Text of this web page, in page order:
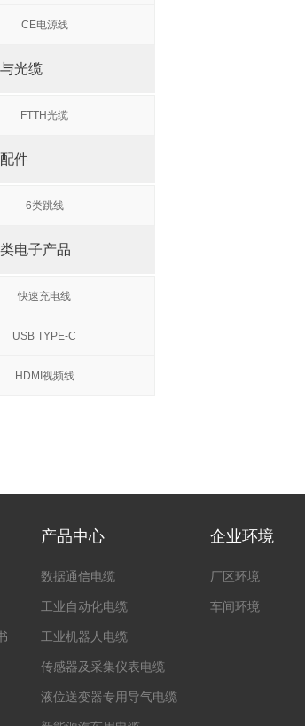
CE电源线
光缆
FTTH光缆
件
6类跳线
电子产品
快速充电线
USB TYPE-C
HDMI视频线
产品中心
数据通信电缆
工业自动化电缆
工业机器人电缆
传感器及采集仪表电缆
液位送变器专用导气电缆
企业环境
厂区环境
车间环境